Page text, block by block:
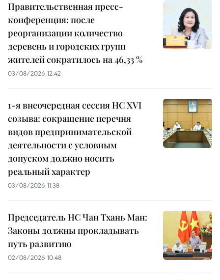
Правительственная пресс-
конференция: после
реорганизации количество
деревень и городских групп
жителей сократилось на 46,33 %
03/08/2026 12:42
1-я внеочередная сессия НС XVI
созыва: сокращение перечня
видов предпринимательской
деятельности с условным
допуском должно носить
реальный характер
03/08/2026 11:38
Председатель НС Чан Тхань Ман:
Законы должны прокладывать
путь развитию
02/08/2026 10:48